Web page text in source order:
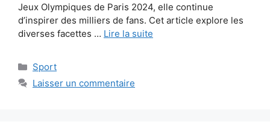
Jeux Olympiques de Paris 2024, elle continue
d’inspirer des milliers de fans. Cet article explore les
diverses facettes … Lire la suite
Catégories
Sport
Laisser un commentaire